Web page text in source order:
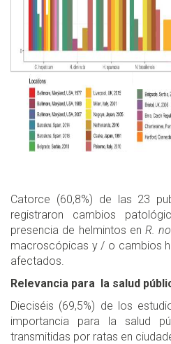
Catorce (60,8%) de las 23
registraron cambios
presencia de helmintos en R.
macroscópicas y / o cambios
afectados.
Relevancia para la salud
Dieciséis (69,5%) de los
importancia para la salud
transmitidas por ratas en